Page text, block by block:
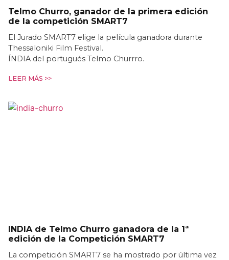
Telmo Churro, ganador de la primera edición
de la competición SMART7
El Jurado SMART7 elige la película ganadora durante
Thessaloniki Film Festival.
ÍNDIA del portugués Telmo Churrro.
LEER MÁS >>
INDIA de Telmo Churro ganadora de la 1ª
edición de la Competición SMART7
La competición SMART7 se ha mostrado por última vez